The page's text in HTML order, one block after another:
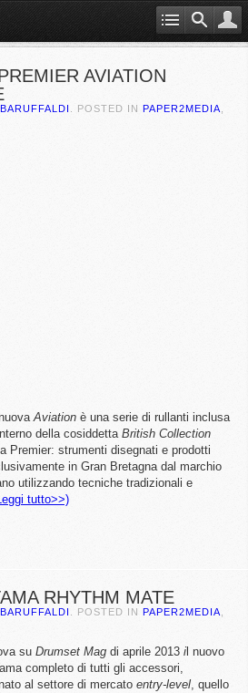
AVIATION
. POSTED IN PAPER2MEDIA
Aviation è una serie di rullanti inclusa
della cosiddetta British Collection
Premier: strumenti disegnati e prodotti
in Gran Bretagna dal marchio
utilizzando tecniche tradizionali e
tutto>>)
RHYTHM MATE
. POSTED IN PAPER2MEDIA
su Drumset Mag di aprile 2013 i l nuovo
completo di tutti gli accessori,
al settore di mercato entry-level, quello